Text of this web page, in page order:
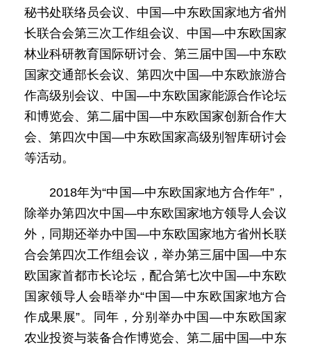
秘书处联络员会议、中国—中东欧国家地方省州
长联合会第三次工作组会议、中国—中东欧国家
林业科研教育国际研讨会、第三届中国—中东欧
国家交通部长会议、第四次中国—中东欧旅游合
作高级别会议、中国—中东欧国家能源合作论坛
和博览会、第二届中国—中东欧国家创新合作大
会、第四次中国—中东欧国家高级别智库研讨会
等活动。
2018年为“中国—中东欧国家地方合作年”，
除举办第四次中国—中东欧国家地方领导人会议
外，同期还举办中国—中东欧国家地方省州长联
合会第四次工作组会议，举办第三届中国—中东
欧国家首都市长论坛，配合第七次中国—中东欧
国家领导人会晤举办“中国—中东欧国家地方合
作成果展”。同年，分别举办中国—中东欧国家
农业投资与装备合作博览会、第二届中国—中东